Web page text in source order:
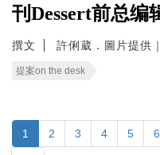
刊Dessert前总编
撰文 許俐葳．圖片提供
提案on the desk
1 2 3 4 5 6